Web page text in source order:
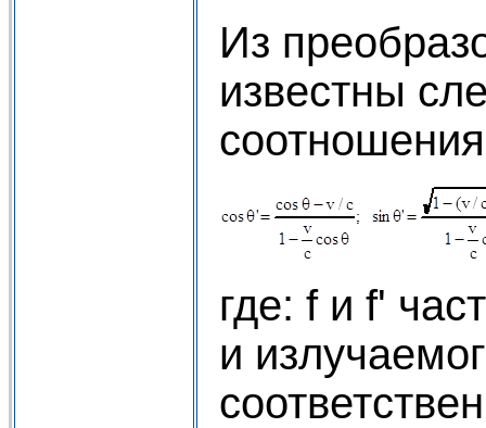
Из
известны
где: f и f'
и